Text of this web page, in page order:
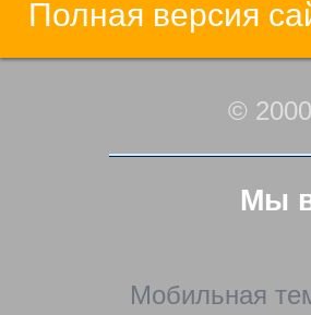
Полная версия
©
Мы
Мобильная